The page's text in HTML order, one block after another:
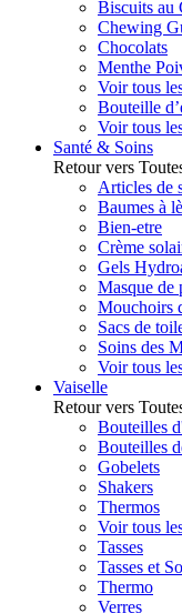
Biscuits au
Chewing
Chocolats
Menthe
Voir tous
Bouteille
Voir tous
Santé & Soins
Retour vers
Articles de
Baumes à
Bien-etre
Crème
Gels
Masque de
Mouchoirs
Sacs de
Soins des
Voir tous
Vaiselle
Retour vers
Bouteilles
Bouteilles
Gobelets
Shakers
Thermos
Voir tous
Tasses
Tasses et
Thermo
Verres